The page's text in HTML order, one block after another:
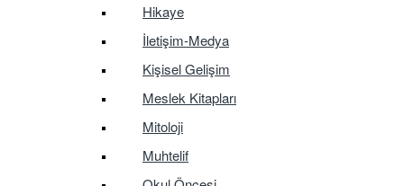
Hikaye
İletişim-Medya
Kişisel Gelişim
Meslek Kitapları
Mitoloji
Muhtelif